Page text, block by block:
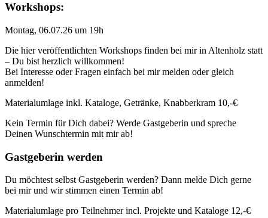
Workshops:
Montag, 06.07.26 um 19h
Die hier veröffentlichten Workshops finden bei mir in Altenholz statt
– Du bist herzlich willkommen!
Bei Interesse oder Fragen einfach bei mir melden oder gleich
anmelden!
Materialumlage inkl. Kataloge, Getränke, Knabberkram 10,-€
Kein Termin für Dich dabei? Werde Gastgeberin und spreche
Deinen Wunschtermin mit mir ab!
Gastgeberin werden
Du möchtest selbst Gastgeberin werden? Dann melde Dich gerne
bei mir und wir stimmen einen Termin ab!
Materialumlage pro Teilnehmer incl. Projekte und Kataloge 12,-€